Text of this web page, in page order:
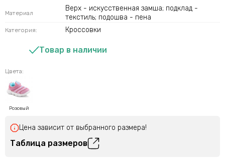
Материал
Верх - искусственная замша; подклад -
текстиль; подошва - пена
Категория: Кроссовки
Товар в наличии
Цвета:
Розовый
Цена зависит от выбранного размера!
Таблица размеров